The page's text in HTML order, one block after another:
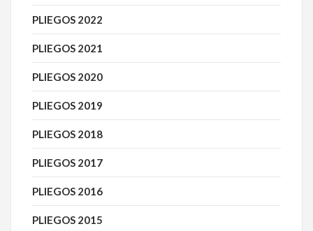
PLIEGOS 2022
PLIEGOS 2021
PLIEGOS 2020
PLIEGOS 2019
PLIEGOS 2018
PLIEGOS 2017
PLIEGOS 2016
PLIEGOS 2015